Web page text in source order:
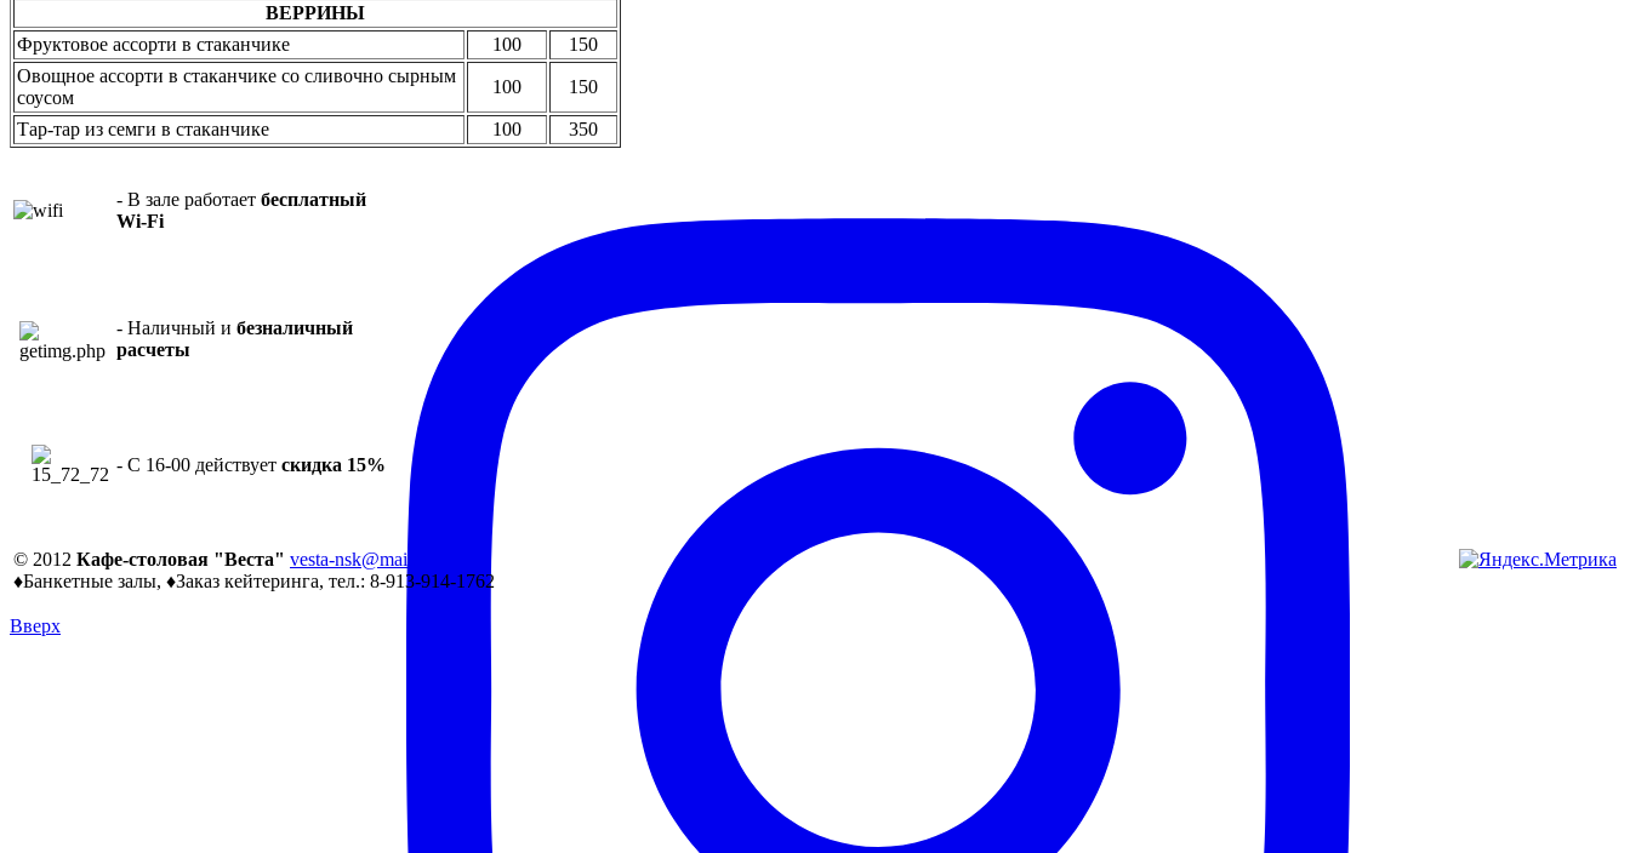
ВЕРРИНЫ
Фруктовое ассорти в стаканчике
100
150
Овощное ассорти в стаканчике со сливочно сырным
соусом
100 150
Тар-тар из семги в стаканчике 100 350
- В зале работает бесплатный
Wi-Fi
- Наличный и безналичный
расчеты
- С 16-00 действует скидка 15%
© 2012 Кафе-столовая "Веста" vesta-nsk@mail.ru
♦Банкетные залы, ♦Заказ кейтеринга, тел.: 8-913-914-1762
Вверх